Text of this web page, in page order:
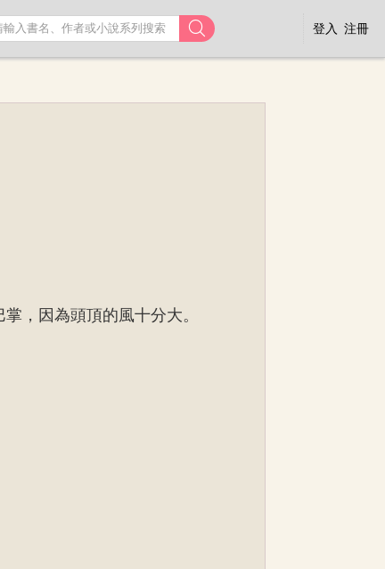
登入 注冊

，因為頭頂的風十分大。